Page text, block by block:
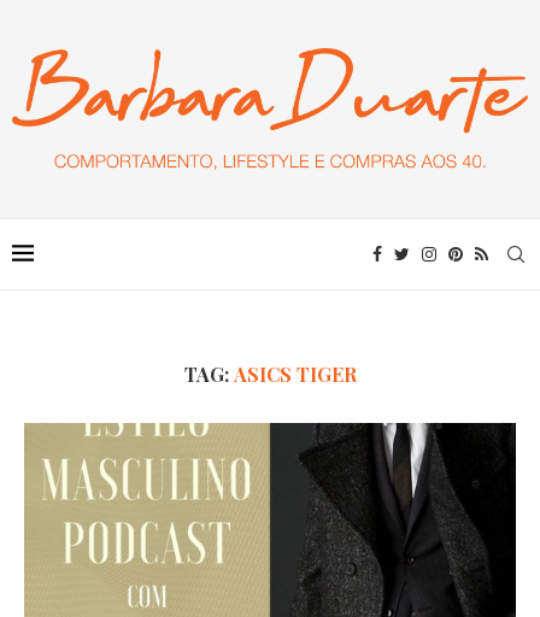
TAG:ASICS TIGER